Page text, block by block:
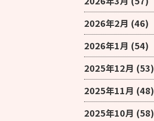
2026年2月 (46)
2026年1月 (54)
2025年12月 (53)
2025年11月 (48)
2025年10月 (58)